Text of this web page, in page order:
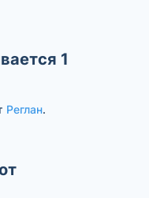
1
Реглан.